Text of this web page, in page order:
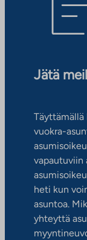
Jätä
Täyttämällä
vuokra-
vapautuviin
heti kun
asuntoa.
yhteyttä